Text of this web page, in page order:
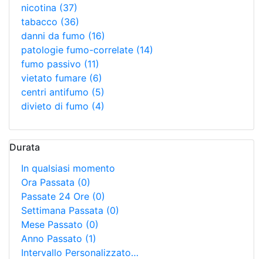
nicotina (37)
tabacco (36)
danni da fumo (16)
patologie fumo-correlate (14)
fumo passivo (11)
vietato fumare (6)
centri antifumo (5)
divieto di fumo (4)
Durata
In qualsiasi momento
Ora Passata (0)
Passate 24 Ore (0)
Settimana Passata (0)
Mese Passato (0)
Anno Passato (1)
Intervallo Personalizzato…